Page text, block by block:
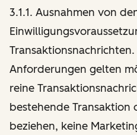
3.1.1. Ausnahmen von
Anforderungen gelten
reine
bestehende Transaktion
beziehen, keine